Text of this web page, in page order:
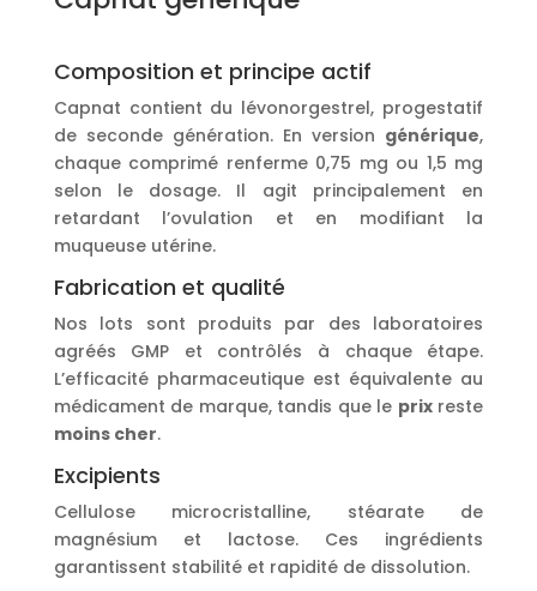
Composition et principe actif
Capnat contient du lévonorgestrel, progestatif
de seconde génération. En version générique,
chaque comprimé renferme 0,75 mg ou 1,5 mg
selon le dosage. Il agit principalement en
retardant l’ovulation et en modifiant la
muqueuse utérine.
Fabrication et qualité
Nos lots sont produits par des laboratoires
agréés GMP et contrôlés à chaque étape.
L’efficacité pharmaceutique est équivalente au
médicament de marque, tandis que le prixreste
moins cher.
Excipients
Cellulose microcristalline, stéarate de
magnésium et lactose. Ces ingrédients
garantissent stabilité et rapidité de dissolution.